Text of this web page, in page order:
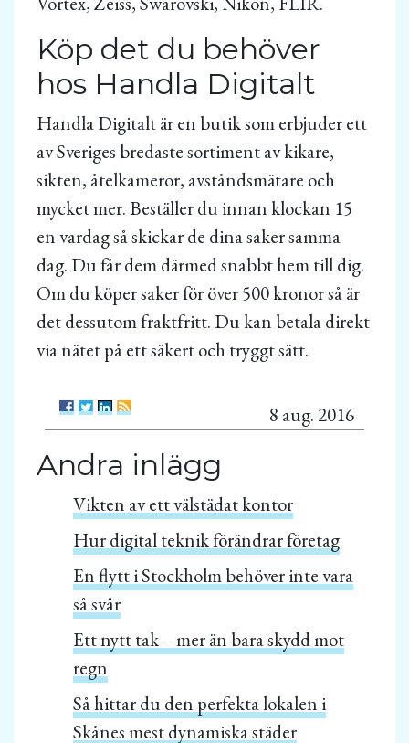
Köp det du behöver
hos Handla Digitalt
Handla Digitalt är en butik som erbjuder ett
av Sveriges bredaste sortiment av kikare,
sikten, åtelkameror, avståndsmätare och
mycket mer. Beställer du innan klockan 15
en vardag så skickar de dina saker samma
dag. Du får dem därmed snabbt hem till dig.
Om du köper saker för över 500 kronor så är
det dessutom fraktfritt. Du kan betala direkt
via nätet på ett säkert och tryggt sätt.
8 aug. 2016
Andra inlägg
Vikten av ett välstädat kontor
Hur digital teknik förändrar företag
En flytt i Stockholm behöver inte vara
så svår
Ett nytt tak – mer än bara skydd mot
regn
Så hittar du den perfekta lokalen i
Skånes mest dynamiska städer